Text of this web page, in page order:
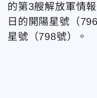
的第3艘解放軍情
日的開陽星號（
星號（798號）。